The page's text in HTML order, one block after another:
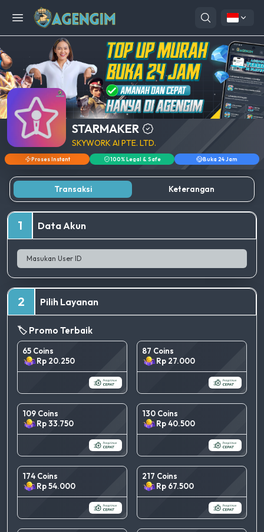
Open menu
STARMAKER
SKYWORK AI PTE. LTD.
Proses Instant 100% Legal & Safe Buka 24 Jam
Transaksi Keterangan
1 Data Akun
2 Pilih Layanan
🏷️ Promo Terbaik
65 Coins
Rp 20.250
87 Coins
Rp 27.000
109 Coins
Rp 33.750
130 Coins
Rp 40.500
174 Coins
Rp 54.000
217 Coins
Rp 67.500